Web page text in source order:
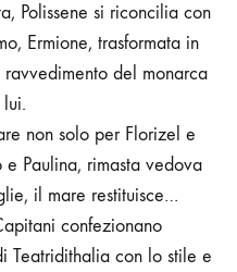
Polissene si riconcilia con
Ermione, trasformata in
del monarca
non solo per Florizel e
Paulina, rimasta vedova
il mare restituisce…
confezionano
Teatridithalia con lo stile e